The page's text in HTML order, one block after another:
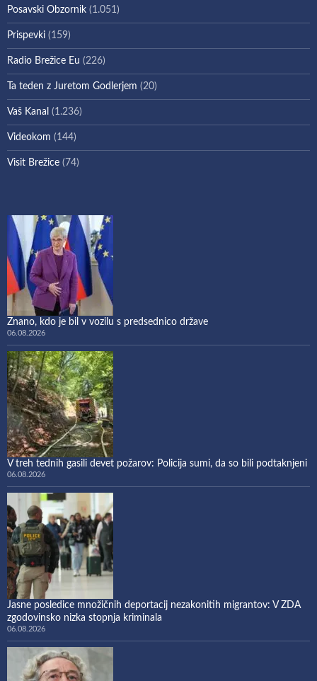
Posavski Obzornik (1.051)
Prispevki (159)
Radio Brežice Eu (226)
Ta teden z Juretom Godlerjem (20)
Vaš Kanal (1.236)
Videokom (144)
Visit Brežice (74)
Znano, kdo je bil v vozilu s predsednico države
06.08.2026
V treh tednih gasili devet požarov: Policija sumi, da so bili podtaknjeni
06.08.2026
Jasne posledice množičnih deportacij nezakonitih migrantov: V ZDA
zgodovinsko nizka stopnja kriminala
06.08.2026